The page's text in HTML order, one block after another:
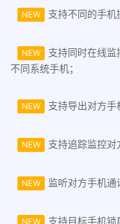
NEW 支持不同的手机
NEW
支持同时在线
不同系统手机；
NEW 支持导出对方手
NEW 支持追踪监控对
NEW 监听对方手机通
NEW 支持目标手机锁